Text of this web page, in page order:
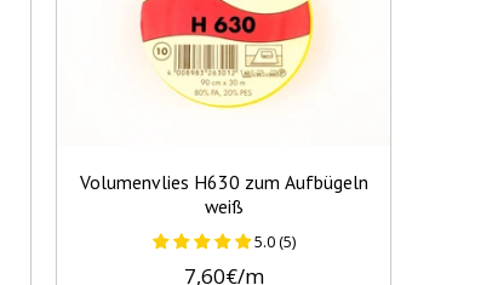
Volumenvlies H630 zum Aufbügeln
weiß
5.0 (5)
7,60€/m